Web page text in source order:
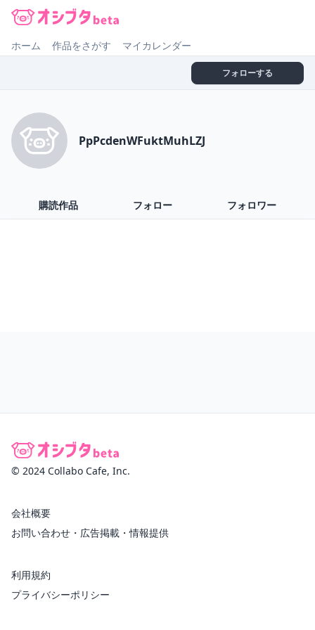
ホーム 作品をさがす マイカレンダー
フォローする
PpPcdenWFuktMuhLZJ
購読作品 フォロー フォロワー
© 2024 Collabo Cafe, Inc.
会社概要
お問い合わせ・広告掲載・情報提供
利用規約
プライバシーポリシー